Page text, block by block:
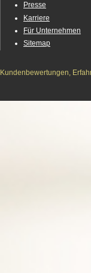
Presse
Karriere
Für Unternehmen
Sitemap
Kundenbewertungen,